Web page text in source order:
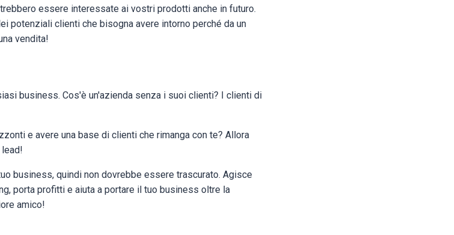
essere interessate ai vostri prodotti anche in futuro.
potenziali clienti che bisogna avere intorno perché da un
vendita!
business. Cos'è un'azienda senza i suoi clienti? I clienti di
e avere una base di clienti che rimanga con te? Allora
business, quindi non dovrebbe essere trascurato. Agisce
porta profitti e aiuta a portare il tuo business oltre la
amico!